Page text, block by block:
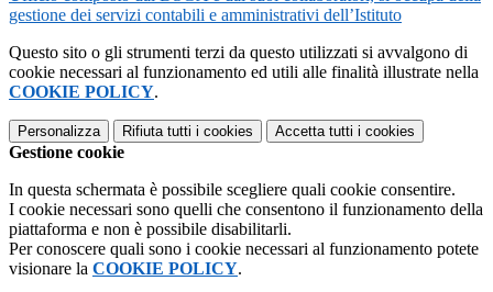
gestione dei servizi contabili e amministrativi dell’Istituto
Questo sito o gli strumenti terzi da questo utilizzati si avvalgono di
cookie necessari al funzionamento ed utili alle finalità illustrate nella
COOKIE POLICY.
Personalizza Rifiuta tutti i cookies Accetta tutti i cookies
Gestione cookie
In questa schermata è possibile scegliere quali cookie consentire.
I cookie necessari sono quelli che consentono il funzionamento della
piattaforma e non è possibile disabilitarli.
Per conoscere quali sono i cookie necessari al funzionamento potete
visionare la COOKIE POLICY.